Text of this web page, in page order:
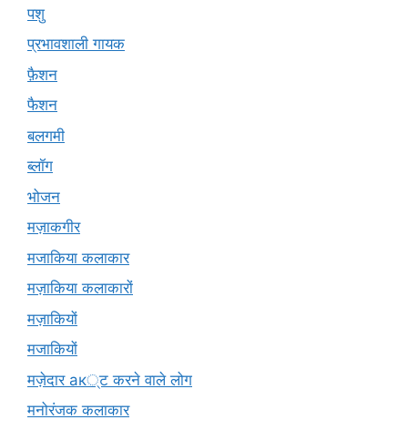
पशु
प्रभावशाली गायक
फ़ैशन
फैशन
बलगमी
ब्लॉग
भोजन
मज़ाकगीर
मजाकिया कलाकार
मज़ाकिया कलाकारों
मज़ाकियों
मजाकियों
मज़ेदार ак्ट करने वाले लोग
मनोरंजक कलाकार